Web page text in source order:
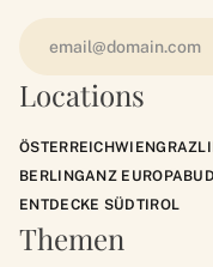
Locations
ÖSTERREICHWIENGRAZ
BERLINGANZ EUROPA
ENTDECKE SÜDTIROL
Themen